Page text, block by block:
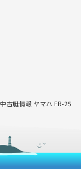
中古艇情報 ヤマハ FR-25